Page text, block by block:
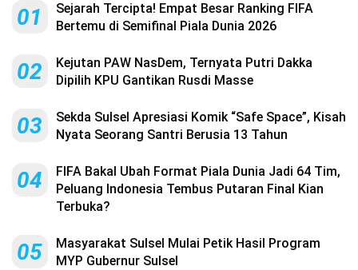
01
Sejarah Tercipta! Empat Besar Ranking FIFA
Bertemu di Semifinal Piala Dunia 2026
02
Kejutan PAW NasDem, Ternyata Putri Dakka
Dipilih KPU Gantikan Rusdi Masse
03
Sekda Sulsel Apresiasi Komik “Safe Space”, Kisah
Nyata Seorang Santri Berusia 13 Tahun
04
FIFA Bakal Ubah Format Piala Dunia Jadi 64 Tim,
Peluang Indonesia Tembus Putaran Final Kian
Terbuka?
05
Masyarakat Sulsel Mulai Petik Hasil Program
MYP Gubernur Sulsel